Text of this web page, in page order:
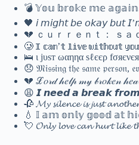
💣 𝕐𝕠𝕦 𝕓𝕣𝕠𝕜𝕖 𝕞𝕖
🖤 𝘪 𝘮𝘪𝘨𝘩𝘵 𝘣𝘦 𝘰𝘬𝘢𝘺 𝘣𝘶𝘵
💔 ｃｕｒｒｅｎｔ： ｓａ
🥲 𝕀 𝕔𝕒𝕟’𝕥 𝕝𝕚𝕧𝕖 𝕨𝕚𝕥𝕙𝕠𝕦𝕥
🛌 ι јυѕт ωαηηα ѕℓєєρ
😞 𝔐𝔦𝔰𝔰𝔦𝔫𝔤 𝔱𝔥𝔢 𝔰𝔞𝔪𝔢 𝔭𝔢𝔯𝔰𝔬𝔫,
💔 ℒ𝑜𝓇𝒹 𝒽𝑒𝓁𝓅 𝓂𝓎 𝒷𝓇𝑜𝓀𝑒𝓃
😩 𝙄 𝙣𝙚𝙚𝙙 𝙖 𝙗𝙧𝙚𝙖𝙠
🥀 𝓜𝔂 𝓼𝓲𝓵𝓮𝓷𝓬𝓮 𝓲𝓼 𝓳𝓾𝓼𝓽
💧 𝕀 𝕒𝕞 𝕠𝕟𝕝𝕪 𝕘𝕠𝕠𝕕 𝕒𝕥
💘 𝓞𝓷𝓵𝔂 𝓵𝓸𝓿𝓮 𝓬𝓪𝓷 𝓱𝓾𝓻𝓽 𝓵𝓲𝓴𝓮